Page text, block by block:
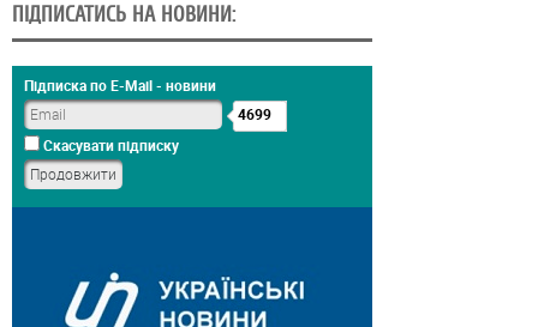
ПІДПИСАТИСЬ НА НОВИНИ:
Підписка по E-Mail - новини
4699
Скасувати підписку